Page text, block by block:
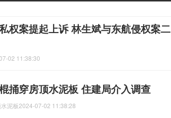
权案提起上诉 林生斌与东航侵权案二
02 11:38:30
捅穿房顶水泥板 住建局介入调查
泥板2024-07-02 11:38:28